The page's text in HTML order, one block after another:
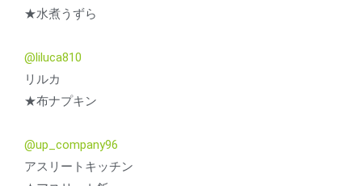
★水煮うずら
@liluca810
リルカ
★布ナプキン
@up_company96
アスリートキッチン